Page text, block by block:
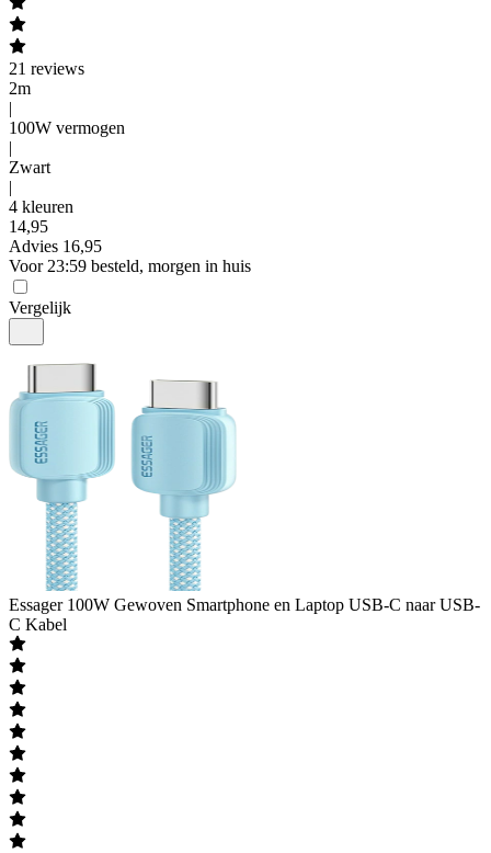
21 reviews
2m
|
100W vermogen
|
Zwart
|
4 kleuren
14,95
Advies 16,95
Voor 23:59 besteld, morgen in huis
Vergelijk
Essager 100W Gewoven Smartphone en Laptop USB-C naar USB-
C Kabel